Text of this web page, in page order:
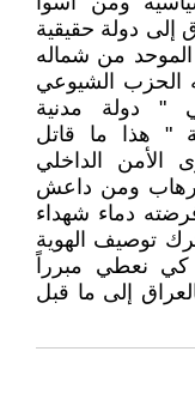
إلى دولة حقيقية
الموحد من شماله
الحزب الشيوعي
" دولة مدنية
" هذا ما قاتل
الأمن الداخلي
ومن داعش
دماء شهداء
توصيف الهوية
كي نعطي مبرراً
إلى ما قبل